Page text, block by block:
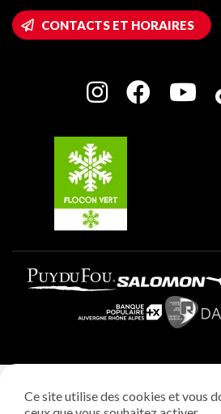
Accès Wifi
Maison des Propriétaires
Charte des Acteurs Engagés
Plagne 1800
Plagne Villages
Plagne Aime 2000
CONTACTS ET HORAIRES
Ce site utilise des cookies et vous